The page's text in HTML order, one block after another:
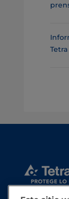
Tetra